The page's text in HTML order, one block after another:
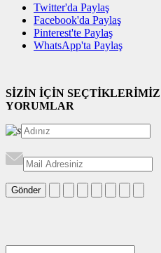
Twitter'da Paylaş
Facebook'da Paylaş
Pinterest'te Paylaş
WhatsApp'ta Paylaş
SİZİN İÇİN SEÇTİKLERİMİZ
YORUMLAR
Gönder